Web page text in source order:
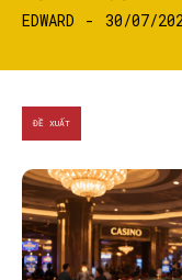
SEARCH...
EDWARD - 30/07/
ĐỀ XUẤT